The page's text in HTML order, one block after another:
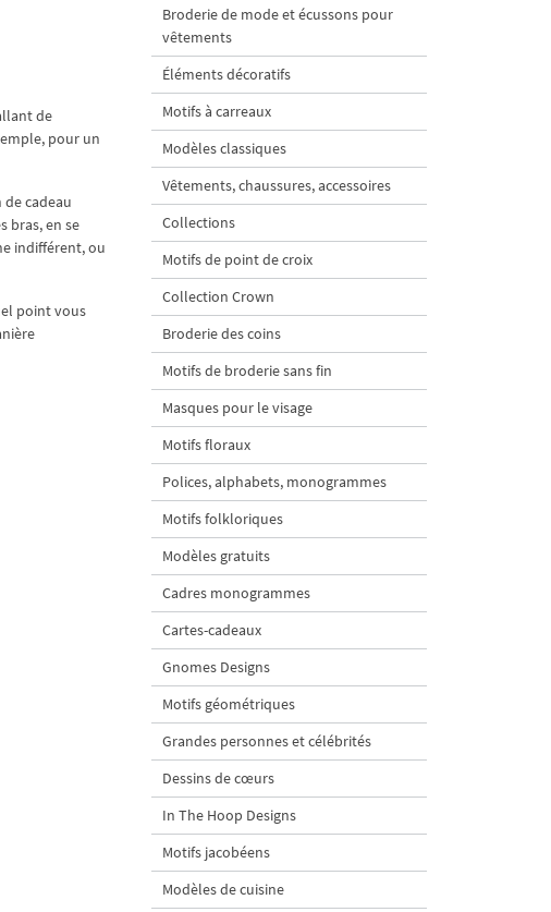
de
pour un
cadeau
bras, en se
indifférent, ou
point vous
Broderie de mode et écussons pour
vêtements
Éléments décoratifs
Motifs à carreaux
Modèles classiques
Vêtements, chaussures, accessoires
Collections
Motifs de point de croix
Collection Crown
Broderie des coins
Motifs de broderie sans fin
Masques pour le visage
Motifs floraux
Polices, alphabets, monogrammes
Motifs folkloriques
Modèles gratuits
Cadres monogrammes
Cartes-cadeaux
Gnomes Designs
Motifs géométriques
Grandes personnes et célébrités
Dessins de cœurs
In The Hoop Designs
Motifs jacobéens
Modèles de cuisine